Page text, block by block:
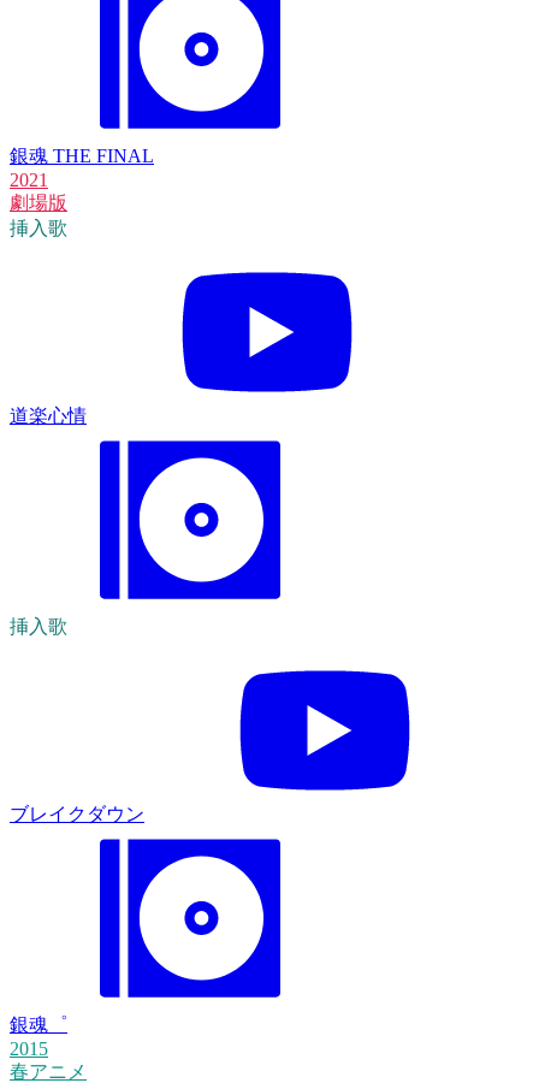
銀魂 THE FINAL
2021
劇場版
挿入歌
道楽心情
挿入歌
ブレイクダウン
銀魂゜
2015
春アニメ